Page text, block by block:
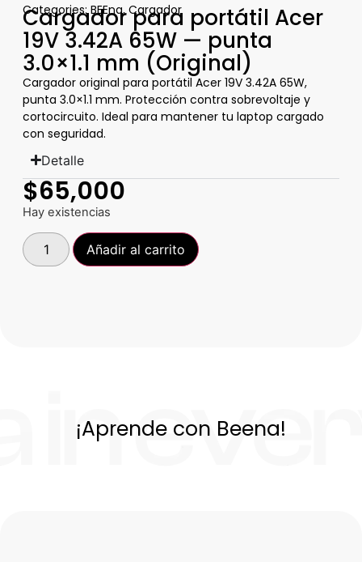
Categories:BEEna,Cargador
Cargador para portátil Acer
19V 3.42A 65W — punta
3.0×1.1 mm (Original)
Cargador original para portátil Acer 19V 3.42A 65W,
punta 3.0×1.1 mm. Protección contra sobrevoltaje y
cortocircuito. Ideal para mantener tu laptop cargado
con seguridad.
Detalle
$65,000
Hay existencias
Añadir al carrito
¡Aprende con Beena!